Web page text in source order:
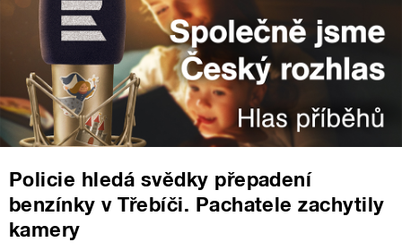
Policie hledá svědky přepadení
benzínky v Třebíči. Pachatele zachytily
kamery